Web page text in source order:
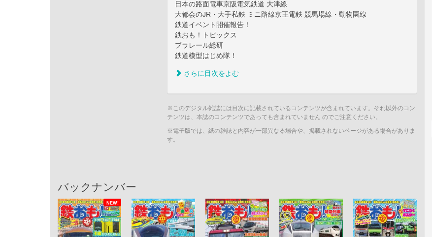
日本の路面電車京阪電気鉄道 大津線
大都会のJR・大手私鉄 ミニ路線京王電鉄 競馬場線・動物園線
鉄道イベント開催報告！
鉄おも！トピックス
プラレール総研
鉄道模型はじめ隊！
さらに目次をよむ
※このデジタル雑誌には目次に記載されているコンテンツが含まれています。それ以外のコン
テンツは、本誌のコンテンツであっても含まれていません のでご注意ください。
※電子版では、紙の雑誌と内容が一部異なる場合や、掲載されないページがある場合がありま
す。
バックナンバー
NEW!